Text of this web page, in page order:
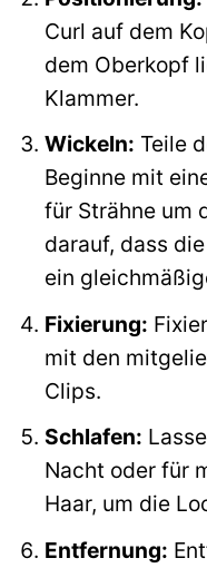
Curl auf dem
dem Oberkopf
Klammer.
Wickeln: Teile
Beginne mit
für Strähne um
darauf, dass
ein
Fixierung:
mit den
Clips.
Schlafen:
Nacht oder für
Haar, um die
Entfernung: